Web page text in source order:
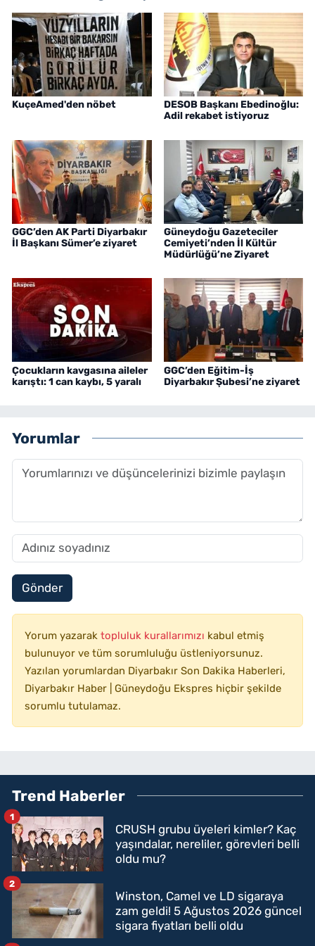
KuçeAmed'den nöbet
DESOB Başkanı Ebedinoğlu:
Adil rekabet istiyoruz
GGC’den AK Parti Diyarbakır
İl Başkanı Sümer’e ziyaret
Güneydoğu Gazeteciler
Cemiyeti’nden İl Kültür
Müdürlüğü’ne Ziyaret
Çocukların kavgasına aileler
karıştı: 1 can kaybı, 5 yaralı
GGC’den Eğitim-İş
Diyarbakır Şubesi’ne ziyaret
Yorumlar
Gönder
Yorum yazarak topluluk kurallarımızı kabul etmiş
bulunuyor ve tüm sorumluluğu üstleniyorsunuz.
Yazılan yorumlardan Diyarbakır Son Dakika Haberleri,
Diyarbakır Haber | Güneydoğu Ekspres hiçbir şekilde
sorumlu tutulamaz.
Trend Haberler
CRUSH grubu üyeleri kimler? Kaç
yaşındalar, nereliler, görevleri belli
oldu mu?
1
Winston, Camel ve LD sigaraya
zam geldi! 5 Ağustos 2026 güncel
sigara fiyatları belli oldu
2